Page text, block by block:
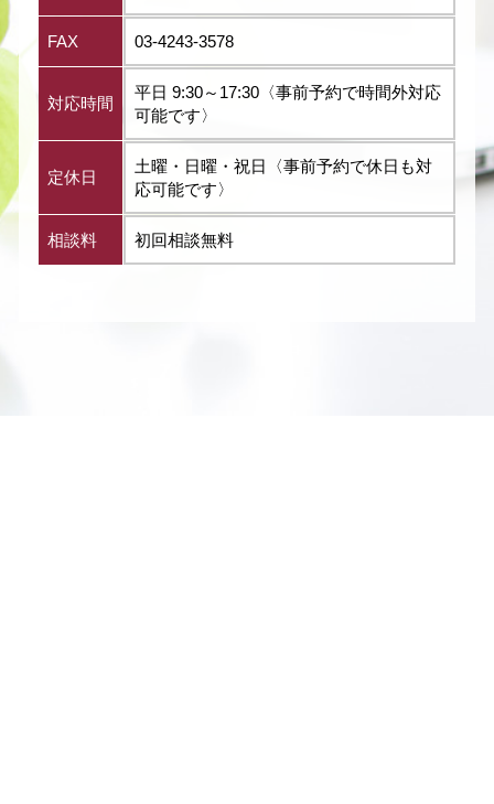
FAX 03-4243-3578
対応時間
平日 9:30～17:30〈事前予約で時間外対応
可能です〉
定休日
土曜・日曜・祝日〈事前予約で休日も対
応可能です〉
相談料 初回相談無料